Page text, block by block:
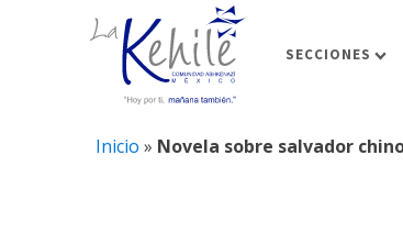
SECCIONES
Inicio » Novela sobre salvador